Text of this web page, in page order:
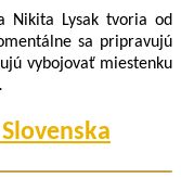
Nikita Lysak tvoria od
sa pripravujú
vybojovať miestenku